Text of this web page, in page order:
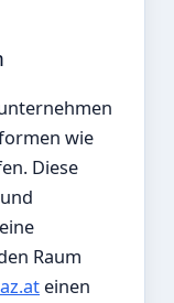
wie
Diese
Raum
einen